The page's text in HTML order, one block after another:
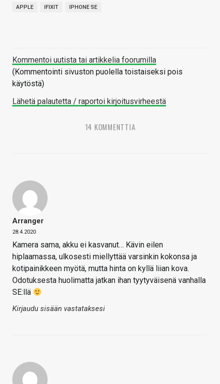
APPLE IFIXIT IPHONE SE
Kommentoi uutista tai artikkelia foorumilla
(Kommentointi sivuston puolella toistaiseksi pois
käytöstä)
Lähetä palautetta / raportoi kirjoitusvirheestä
14 KOMMENTTIA
Arranger
28.4.2020
Kamera sama, akku ei kasvanut… Kävin eilen
hiplaamassa, ulkosesti miellyttää varsinkin kokonsa ja
kotipainikkeen myötä, mutta hinta on kyllä liian kova.
Odotuksesta huolimatta jatkan ihan tyytyväisenä vanhalla
SE:llä
Kirjaudu sisään vastataksesi